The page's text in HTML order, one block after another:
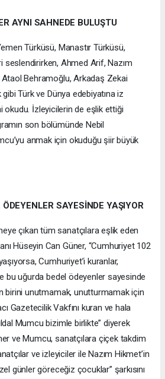
AYNI SAHNEDE BULUŞTU
Türküsü, Manastır Türküsü,
seslendirirken, Ahmed Arif, Nazım
Ataol Behramoğlu, Arkadaş Zekai
gibi Türk ve Dünya edebiyatına iz
okudu. İzleyicilerin de eşlik ettiği
son bölümünde Nebil
anmak için okuduğu şiir büyük
SAYESİNDE YAŞIYOR
çıkan tüm sanatçılara eşlik eden
Hüseyin Can Güner, “Cumhuriyet 102
Cumhuriyet’i kuranlar,
bu uğurda bedel ödeyenler sayesinde
birini unutmamak, unutturmamak için
Gazetecilik Vakfını kuran ve hala
Mumcu bizimle birlikte” diyerek
ve Mumcu, sanatçılara çiçek takdim
ve izleyiciler ile Nazım Hikmet’in
günler göreceğiz çocuklar” şarkısını